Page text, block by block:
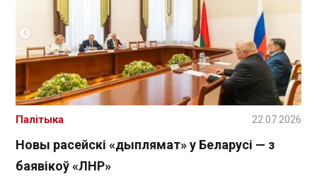
Новы расейскі «дыплямат» у Беларусі — з
баявікоў «ЛНР»
Палітыка 22.07.2026